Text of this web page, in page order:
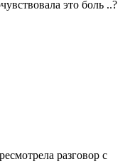
это боль ..?
разговор с